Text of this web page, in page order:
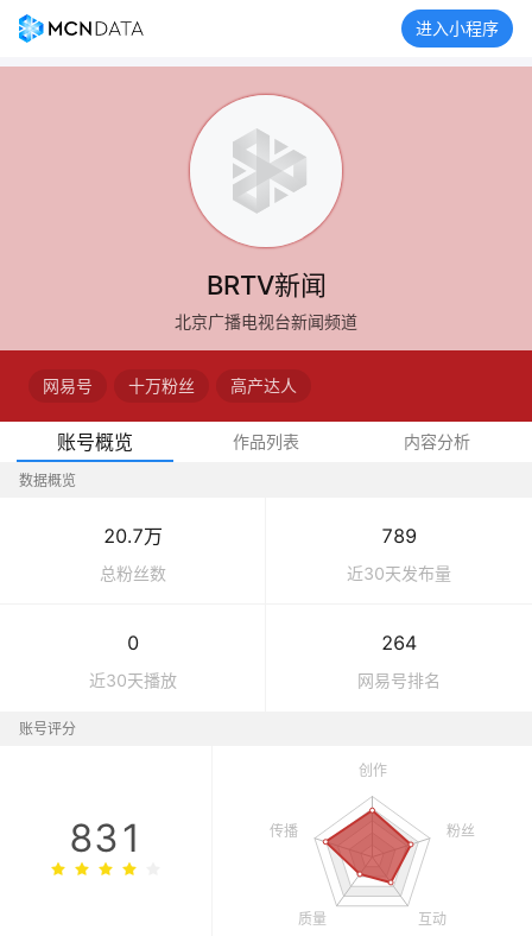
进入小程序
BRTV新闻
北京广播电视台新闻频道
网易号 十万粉丝 高产达人
账号概览 作品列表 内容分析
数据概览
20.7万
总粉丝数
789
近30天发布量
0
近30天播放
264
网易号排名
账号评分
831